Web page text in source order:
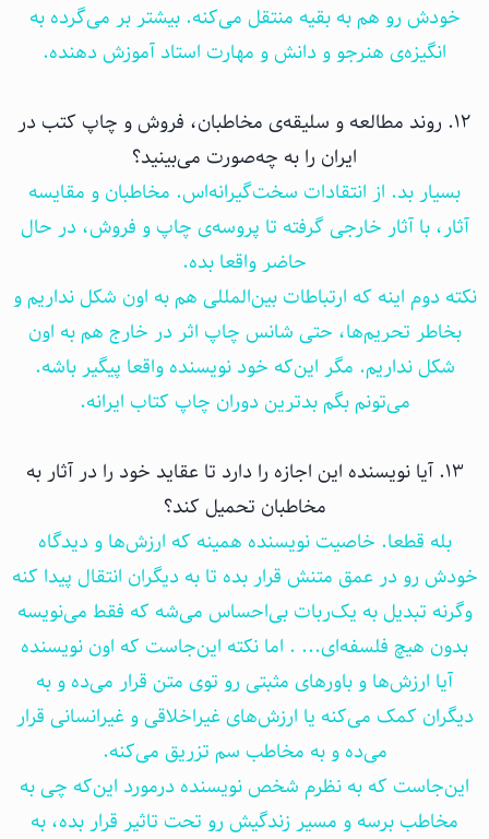
خودش رو هم به بقیه منتقل می‌کنه. بیشتر بر می‌گرده به
انگیزه‌ی هنرجو و دانش و مهارت استاد آموزش دهنده.
۱۲. روند مطالعه و سلیقه‌ی مخاطبان، فروش و چاپ کتب در
ایران را به چه‌صورت می‌بینید؟
بسیار بد. از انتقادات سخت‌گیرانه‌اس. مخاطبان و مقایسه
آثار، با آثار خارجی گرفته تا پروسه‌ی چاپ و فروش، در حال
حاضر واقعا بده.
نکته دوم اینه که ارتباطات بین‌المللی هم به اون شکل نداریم و
بخاطر تحریم‌ها، حتی شانس چاپ اثر در خارج هم به اون
شکل نداریم. مگر این‌که خود نویسنده واقعا پیگیر باشه.
می‌تونم بگم بدترین دوران چاپ کتاب ایرانه.
۱۳. آیا نویسنده این اجازه را دارد تا عقاید خود را در آثار به
مخاطبان تحمیل کند؟
بله قطعا. خاصیت نویسنده همینه که ارزش‌ها و دیدگاه
خودش رو در عمق متنش قرار بده تا به دیگران انتقال پیدا کنه
وگرنه تبدیل به یک‌ربات بی‌احساس می‌شه که فقط می‌نویسه
بدون هیچ فلسفه‌ای... . اما نکته این‌جاست که اون نویسنده
آیا ارزش‌ها و باورهای مثبتی رو توی متن قرار می‌ده و به
دیگران کمک می‌کنه یا ارزش‌های غیراخلاقی و غیرانسانی قرار
می‌ده و به مخاطب سم تزریق می‌کنه.
این‌جاست که به نظرم شخص نویسنده درمورد این‌که چی به
مخاطب برسه و مسیر زندگیش رو تحت تاثیر قرار بده، به